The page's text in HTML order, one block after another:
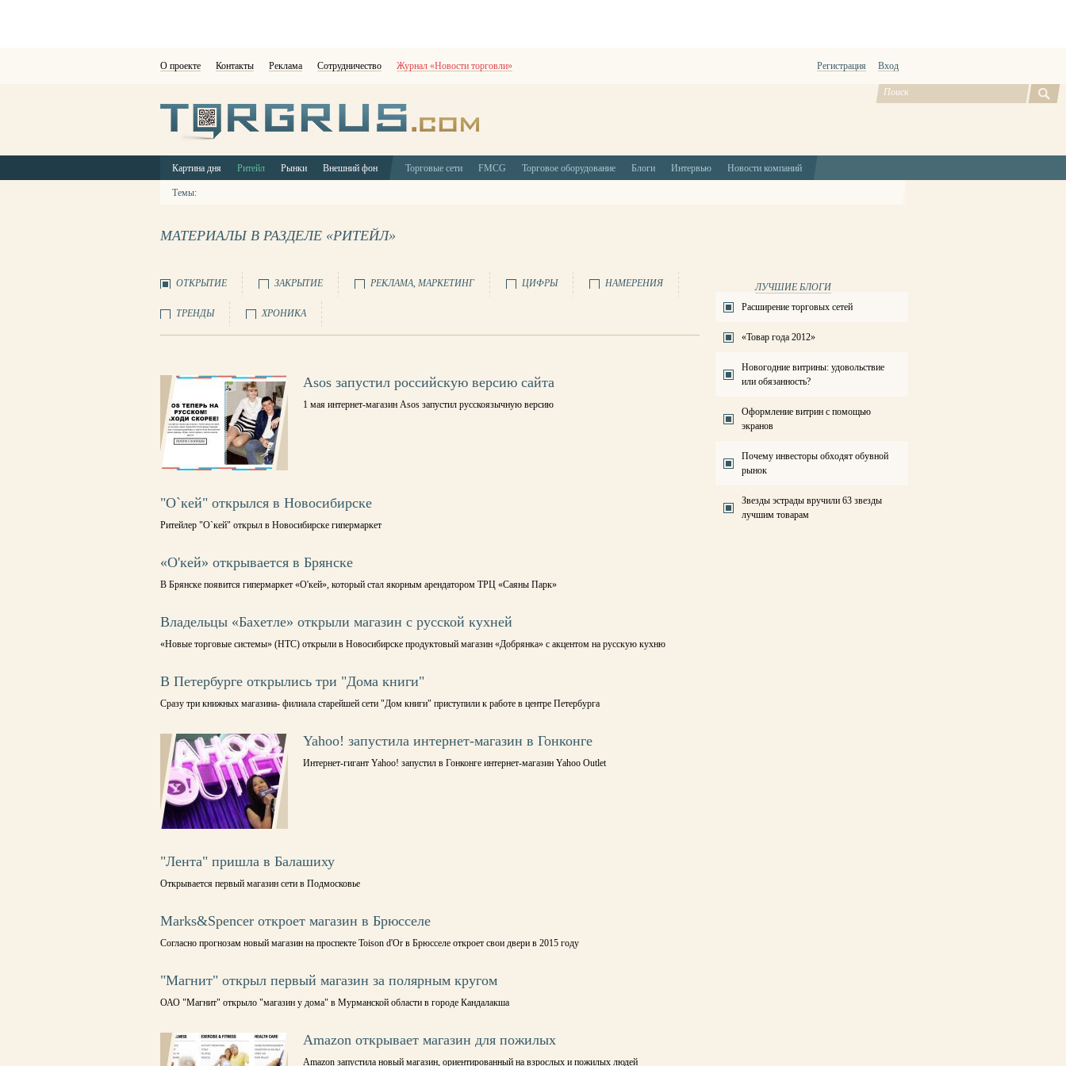
О проекте Контакты Реклама Сотрудничество Журнал «Новости торговли» Регистрация Вход
Картина дня Ритейл Рынки Внешний фон Торговые сети FMCG Торговое оборудование Блоги Интервью Новости компаний
Темы:
МАТЕРИАЛЫ В РАЗДЕЛЕ «РИТЕЙЛ»
ОТКРЫТИЕ ЗАКРЫТИЕ РЕКЛАМА, МАРКЕТИНГ ЦИФРЫ НАМЕРЕНИЯ
ТРЕНДЫ ХРОНИКА
Asos запустил российскую версию сайта
1 мая интернет-магазин Asos запустил русскоязычную версию
"О`кей" открылся в Новосибирске
Ритейлер "О`кей" открыл в Новосибирске гипермаркет
«О'кей» открывается в Брянске
В Брянске появится гипермаркет «О'кей», который стал якорным арендатором ТРЦ «Саяны Парк»
Владельцы «Бахетле» открыли магазин с русской кухней
«Новые торговые системы» (НТС) открыли в Новосибирске продуктовый магазин «Добрянка» с акцентом на русскую кухню
В Петербурге открылись три "Дома книги"
Сразу три книжных магазина- филиала старейшей сети "Дом книги" приступили к работе в центре Петербурга
Yahoo! запустила интернет-магазин в Гонконге
Интернет-гигант Yahoo! запустил в Гонконге интернет-магазин Yahoo Outlet
"Лента" пришла в Балашиху
Открывается первый магазин сети в Подмосковье
Marks&Spencer откроет магазин в Брюсселе
Согласно прогнозам новый магазин на проспекте Toison d'Or в Брюсселе откроет свои двери в 2015 году
"Магнит" открыл первый магазин за полярным кругом
ОАО "Магнит" открыло "магазин у дома" в Мурманской области в городе Кандалакша
Amazon открывает магазин для пожилых
Amazon запустила новый магазин, ориентированный на взрослых и пожилых людей
ЛУЧШИЕ БЛОГИ
Расширение торговых сетей
«Товар года 2012»
Новогодние витрины: удовольствие
или обязанность?
Оформление витрин с помощью
экранов
Почему инвесторы обходят обувной
рынок
Звезды эстрады вручили 63 звезды
лучшим товарам